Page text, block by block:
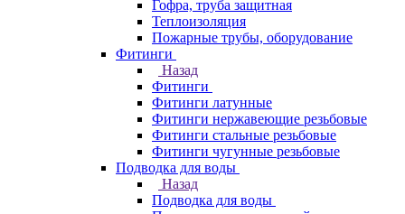
Гофра, труба защитная
Теплоизоляция
Пожарные трубы, оборудование
Фитинги
Назад
Фитинги
Фитинги латунные
Фитинги нержавеющие резьбовые
Фитинги стальные резьбовые
Фитинги чугунные резьбовые
Подводка для воды
Назад
Подводка для воды